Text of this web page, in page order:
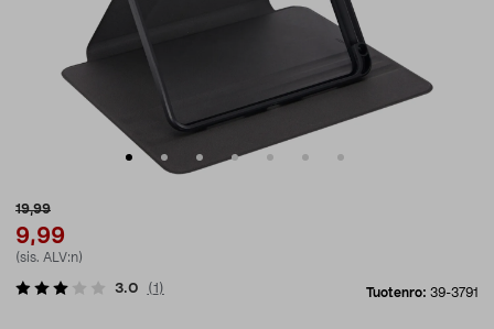
19,99
9,99
(sis. ALV:n)
Tuotenro: 39-3791
3.0 (1 )